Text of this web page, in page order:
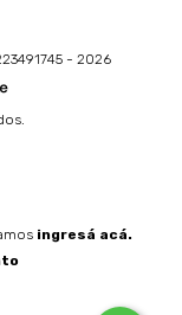
- 2026
ingresá acá.